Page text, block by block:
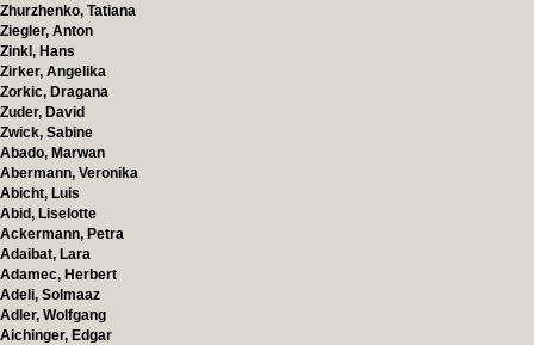
Zhurzhenko, Tatiana
Ziegler, Anton
Zinkl, Hans
Zirker, Angelika
Zorkic, Dragana
Zuder, David
Zwick, Sabine
Abado, Marwan
Abermann, Veronika
Abicht, Luis
Abid, Liselotte
Ackermann, Petra
Adaibat, Lara
Adamec, Herbert
Adeli, Solmaaz
Adler, Wolfgang
Aichinger, Edgar